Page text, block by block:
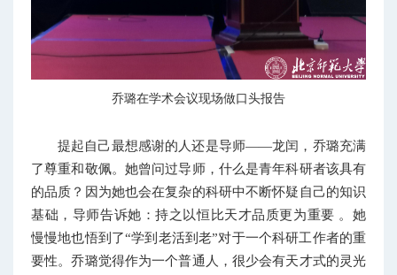
乔璐在学术会议现场做口头报告
提起自己最想感谢的人还是导师——龙闰，乔璐充满
了尊重和敬佩。她曾问过导师，什么是青年科研者该具有
的品质？因为她也会在复杂的科研中不断怀疑自己的知识
基础，导师告诉她：持之以恒比天才品质更为重要 。她
慢慢地也悟到了“学到老活到老”对于一个科研工作者的重
要性。乔璐觉得作为一个普通人，很少会有天才式的灵光